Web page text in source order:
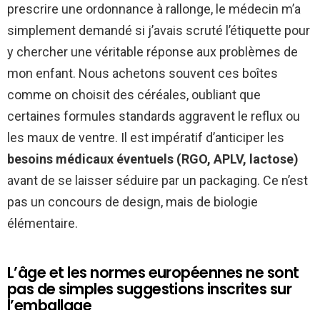
prescrire une ordonnance à rallonge, le médecin m’a
simplement demandé si j’avais scruté l’étiquette pour
y chercher une véritable réponse aux problèmes de
mon enfant. Nous achetons souvent ces boîtes
comme on choisit des céréales, oubliant que
certaines formules standards aggravent le reflux ou
les maux de ventre. Il est impératif d’anticiper les
besoins médicaux éventuels (RGO, APLV, lactose)
avant de se laisser séduire par un packaging. Ce n’est
pas un concours de design, mais de biologie
élémentaire.
L’âge et les normes européennes ne sont
pas de simples suggestions inscrites sur
l’emballage